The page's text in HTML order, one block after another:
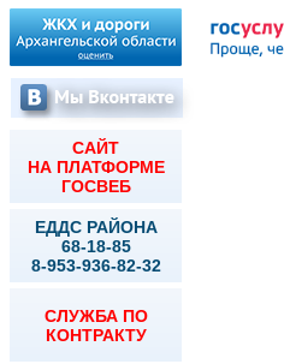
САЙТ
НА ПЛАТФОРМЕ
ГОСВЕБ
ЕДДС РАЙОНА
68-18-85
8-953-936-82-32
СЛУЖБА ПО
КОНТРАКТУ